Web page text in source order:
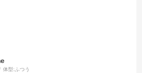
体型:ふつう